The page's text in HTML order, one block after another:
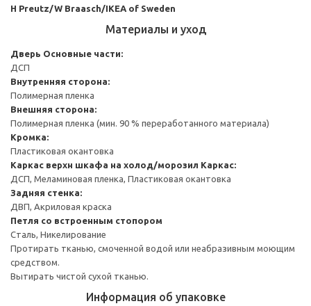
H Preutz/W Braasch/IKEA of Sweden
Материалы и уход
Дверь Основные части:
ДСП
Внутренняя сторона:
Полимерная пленка
Внешняя сторона:
Полимерная пленка (мин. 90 % переработанного материала)
Кромка:
Пластиковая окантовка
Каркас верхн шкафа на холод/морозил Каркас:
ДСП, Меламиновая пленка, Пластиковая окантовка
Задняя стенка:
ДВП, Акриловая краска
Петля со встроенным стопором
Сталь, Никелирование
Протирать тканью, смоченной водой или неабразивным моющим
средством.
Вытирать чистой сухой тканью.
Информация об упаковке